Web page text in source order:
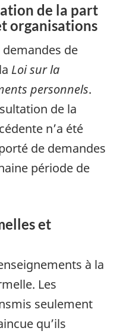
de la part
organisations
demandes de
Loi sur la
personnels.
de la
n’a été
de demandes
période de
et
à la
Les
seulement
qu’ils